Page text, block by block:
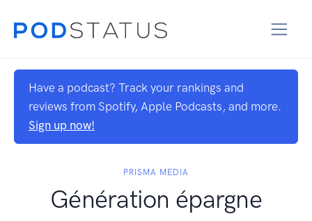
Have a podcast? Track your rankings and
reviews from Spotify, Apple Podcasts, and more.
Sign up now!
PRISMA MEDIA
Génération épargne